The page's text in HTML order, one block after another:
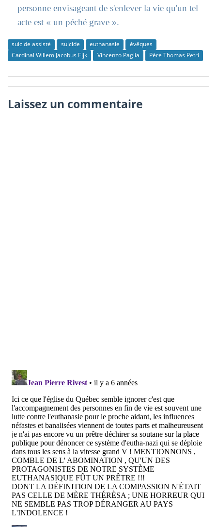
personne envisageant de s'enlever la vie qu'un tel
acte est « un péché grave ».
suicide assisté suicide euthanasie
évêques
Cardinal Willem Jacobus Eijk
Vincenzo Paglia Père Thomas Petri
Laissez un commentaire